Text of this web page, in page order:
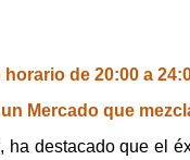
horario de 20:00 a
Mercado que
ha destacado que el